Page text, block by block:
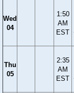
Wed
04
1:50
AM
EST
Thu
05
2:35
AM
EST